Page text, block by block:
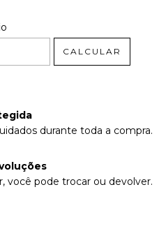
CALCULAR
durante toda a compra.
você pode trocar ou devolver.